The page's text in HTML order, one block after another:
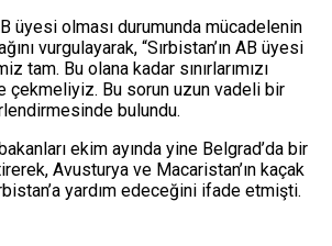
üyesi olması durumunda mücadelenin
vurgulayarak, “Sırbistan’ın AB üyesi
tam. Bu olana kadar sınırlarımızı
çekmeliyiz. Bu sorun uzun vadeli bir
bulundu.
ekim ayında yine Belgrad’da bir
Avusturya ve Macaristan’ın kaçak
yardım edeceğini ifade etmişti.